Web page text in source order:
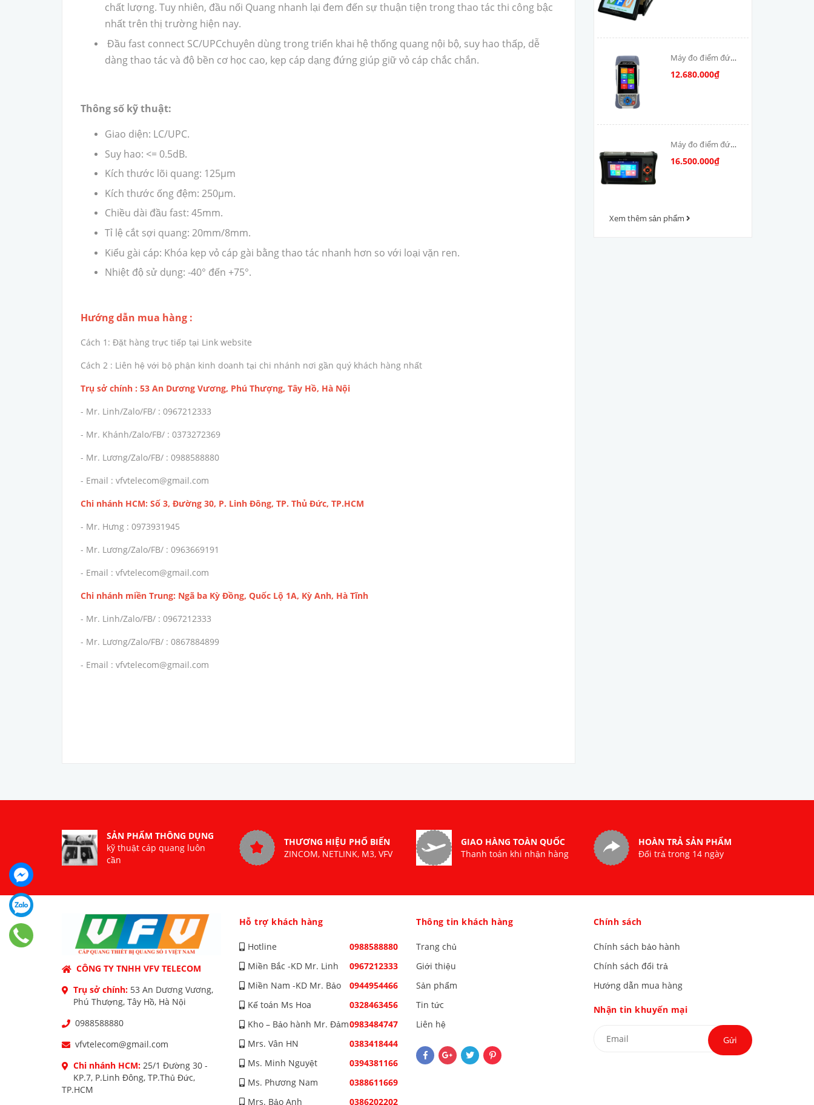
chất lượng. Tuy nhiên, đầu nối Quang nhanh lại đem đến sự thuận tiện trong thao tác thi công bậc
nhất trên thị trường hiện nay.
Đầu fast connect SC/UPCchuyên dùng trong triển khai hệ thống quang nội bộ, suy hao thấp, dễ
dàng thao tác và độ bền cơ học cao, kẹp cáp dạng đứng giúp giữ vỏ cáp chắc chắn.
Thông số kỹ thuật:
Giao diện: LC/UPC.
Suy hao: <= 0.5dB.
Kích thước lõi quang: 125µm
Kích thước ống đệm: 250µm.
Chiều dài đầu fast: 45mm.
Tỉ lệ cắt sợi quang: 20mm/8mm.
Kiểu gài cáp: Khóa kẹp vỏ cáp gài bằng thao tác nhanh hơn so với loại vặn ren.
Nhiệt độ sử dụng: -40° đến +75°.
Hướng dẫn mua hàng :
Cách 1: Đặt hàng trực tiếp tại Link website
Cách 2 : Liên hệ với bộ phận kinh doanh tại chi nhánh nơi gần quý khách hàng nhất
Trụ sở chính : 53 An Dương Vương, Phú Thượng, Tây Hồ, Hà Nội
- Mr. Linh/Zalo/FB/ : 0967212333
- Mr. Khánh/Zalo/FB/ : 0373272369
- Mr. Lương/Zalo/FB/ : 0988588880
- Email : vfvtelecom@gmail.com
Chi nhánh HCM: Số 3, Đường 30, P. Linh Đông, TP. Thủ Đức, TP.HCM
- Mr. Hưng : 0973931945
- Mr. Lương/Zalo/FB/ : 0963669191
- Email : vfvtelecom@gmail.com
Chi nhánh miền Trung: Ngã ba Kỳ Đồng, Quốc Lộ 1A, Kỳ Anh, Hà Tĩnh
- Mr. Linh/Zalo/FB/ : 0967212333
- Mr. Lương/Zalo/FB/ : 0867884899
- Email : vfvtelecom@gmail.com
Máy đo điểm đứt
cáp quang OTDR-
12.680.000₫
Máy đo điểm đứt
cáp quang OTDR
16.500.000₫
Xem thêm sản phẩm
SẢN PHẨM THÔNG DỤNG
kỹ thuật cáp quang luôn
cần
THƯƠNG HIỆU PHỔ BIẾN
ZINCOM, NETLINK, M3, VFV
GIAO HÀNG TOÀN QUỐC
Thanh toán khi nhận hàng
HOÀN TRẢ SẢN PHẨM
Đổi trả trong 14 ngày
CÔNG TY TNHH VFV TELECOM
Trụ sở chính: 53 An Dương Vương,
Phú Thượng, Tây Hồ, Hà Nội
0988588880
vfvtelecom@gmail.com
Chi nhánh HCM: 25/1 Đường 30 -
KP.7, P.Linh Đông, TP.Thủ Đức,
TP.HCM
Hỗ trợ khách hàng
Hotline
0988588880
Miền Bắc -KD Mr. Linh
0967212333
Miền Nam -KD Mr. Bảo
0944954466
Kế toán Ms Hoa
0328463456
Kho – Bảo hành Mr. Đảm0983484747
Mrs. Vân HN
0383418444
Ms. Minh Nguyệt
0394381166
Ms. Phương Nam
0388611669
Mrs. Bảo Anh
0386202202
Thông tin khách hàng
Trang chủ
Giới thiệu
Sản phẩm
Tin tức
Liên hệ
Chính sách
Chính sách bảo hành
Chính sách đổi trả
Hướng dẫn mua hàng
Nhận tin khuyến mại
Gửi